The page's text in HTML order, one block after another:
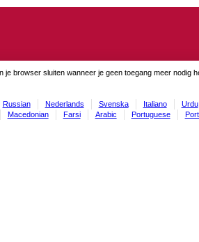
je browser sluiten wanneer je geen toegang meer nodig
Russian Nederlands Svenska Italiano Urdu
Macedonian Farsi Arabic Portuguese